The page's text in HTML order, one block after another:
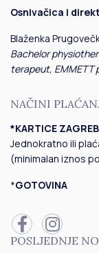
Osnivačica i
Blaženka
Bachelor
terapeut,
NAČINI
*KARTICE
Jednokratno ili
(minimalan iznos
*GOTOVINA
POSLJEDNJE